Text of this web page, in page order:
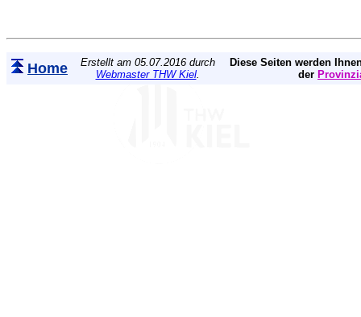
Home
Erstellt am 05.07.2016 durch
Webmaster THW Kiel.
Diese Seiten werden
der